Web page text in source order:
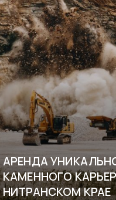
АРЕНДА
КАМЕННОГО
НИТРАНСКОМ КРАЕ